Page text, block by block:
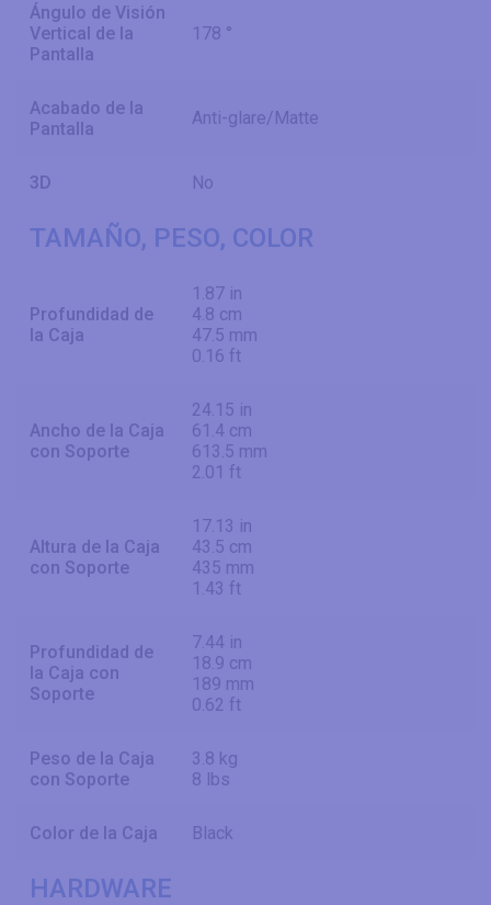
Ángulo de Visión
Vertical de la
Pantalla
178 °
Acabado de la
Pantalla
Anti-glare/Matte
3D No
TAMAÑO, PESO, COLOR
Profundidad de
la Caja
1.87 in
4.8 cm
47.5 mm
0.16 ft
Ancho de la Caja
con Soporte
24.15 in
61.4 cm
613.5 mm
2.01 ft
Altura de la Caja
con Soporte
17.13 in
43.5 cm
435 mm
1.43 ft
Profundidad de
la Caja con
Soporte
7.44 in
18.9 cm
189 mm
0.62 ft
Peso de la Caja
con Soporte
3.8 kg
8 lbs
Color de la Caja Black
HARDWARE